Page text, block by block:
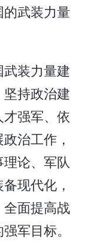
武装力量
装力量建
持政治建
强军、依
治工作，
论、军队
现代化，
面提高战
军目标。